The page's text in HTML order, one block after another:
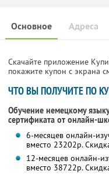
Основное Адреса
Скачайте приложение
покажите купон с экрана
ЧТО ВЫ ПОЛУЧИТЕ ПО
Обучение немецкому
сертификата от онлайн-
6-месяцев онлайн-
вместо 23202р.
12-месяцев онлайн-
вместо 38722р.